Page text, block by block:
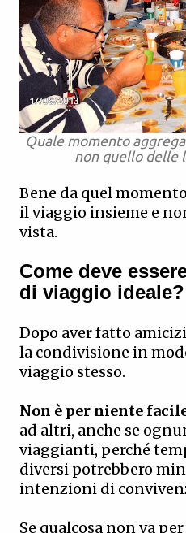
Quale momento
non quello delle
Bene da quel
il viaggio insieme e
vista.
Come deve
di viaggio ideale?
Dopo aver fatto
la condivisione in
viaggio stesso.
Non è per niente
ad altri, anche se
viaggianti, perché
diversi potrebbero
intenzioni di
Se qualcosa non va